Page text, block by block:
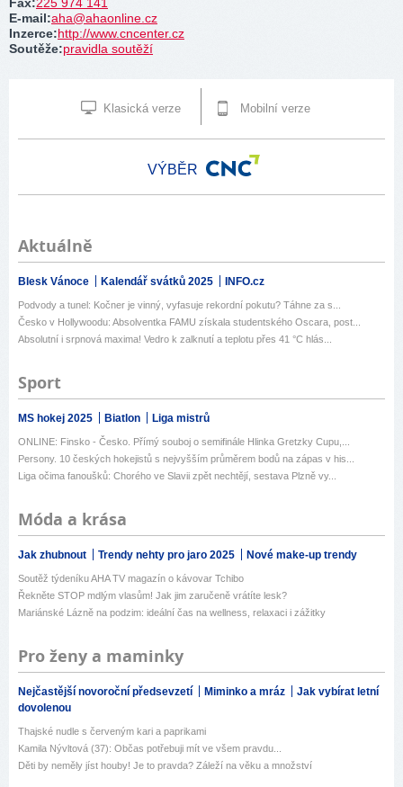
Fax:225 974 141
E-mail:aha@ahaonline.cz
Inzerce:http://www.cncenter.cz
Soutěže:pravidla soutěží
Klasická verze Mobilní verze
VÝBĚR
Aktuálně
Blesk Vánoce Kalendář svátků 2025 INFO.cz
Podvody a tunel: Kočner je vinný, vyfasuje rekordní pokutu? Táhne za s...
Česko v Hollywoodu: Absolventka FAMU získala studentského Oscara, post...
Absolutní i srpnová maxima! Vedro k zalknutí a teplotu přes 41 °C hlás...
Sport
MS hokej 2025 Biatlon Liga mistrů
ONLINE: Finsko - Česko. Přímý souboj o semifinále Hlinka Gretzky Cupu,...
Persony. 10 českých hokejistů s nejvyšším průměrem bodů na zápas v his...
Liga očima fanoušků: Chorého ve Slavii zpět nechtějí, sestava Plzně vy...
Móda a krása
Jak zhubnout Trendy nehty pro jaro 2025 Nové make-up trendy
Soutěž týdeníku AHA TV magazín o kávovar Tchibo
Řekněte STOP mdlým vlasům! Jak jim zaručeně vrátíte lesk?
Mariánské Lázně na podzim: ideální čas na wellness, relaxaci i zážitky
Pro ženy a maminky
Nejčastější novoroční předsevzetí Miminko a mráz
Jak vybírat letní
dovolenou
Thajské nudle s červeným kari a paprikami
Kamila Nývltová (37): Občas potřebuji mít ve všem pravdu...
Děti by neměly jíst houby! Je to pravda? Záleží na věku a množství